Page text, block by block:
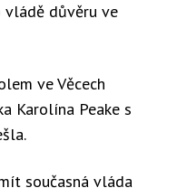
vládě důvěru ve
ve Věcech
Karolína Peake s
současná vláda